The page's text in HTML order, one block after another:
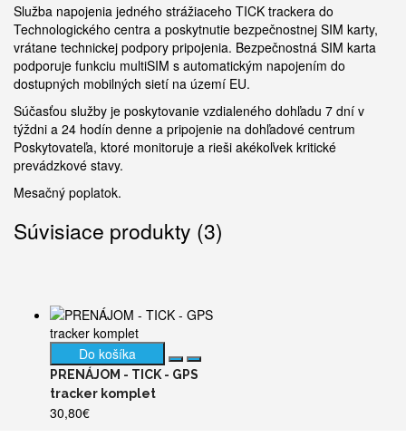
Služba napojenia jedného strážiaceho TICK trackera do
Technologického centra a poskytnutie bezpečnostnej SIM karty,
vrátane technickej podpory pripojenia. Bezpečnostná SIM karta
podporuje funkciu multiSIM s automatickým napojením do
dostupných mobilných sietí na území EU.
Súčasťou služby je poskytovanie vzdialeného dohľadu 7 dní v
týždni a 24 hodín denne a pripojenie na dohľadové centrum
Poskytovateľa, ktoré monitoruje a rieši akékoľvek kritické
prevádzkové stavy.
Mesačný poplatok.
Súvisiace produkty (3)
Do košíka
PRENÁJOM - TICK - GPS
tracker komplet
30,80€